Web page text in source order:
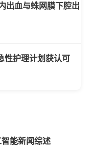
出血与蛛网膜下腔出
性护理计划获认可
能新闻综述